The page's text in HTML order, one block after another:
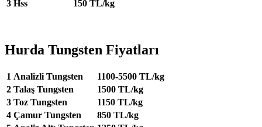
3 Hss 150 TL/kg
Hurda Tungsten Fiyatları
1 Analizli Tungsten
1100-5500 TL/kg
2 Talaş Tungsten
1500 TL/kg
3 Toz Tungsten
1150 TL/kg
4 Çamur Tungsten
850 TL/kg